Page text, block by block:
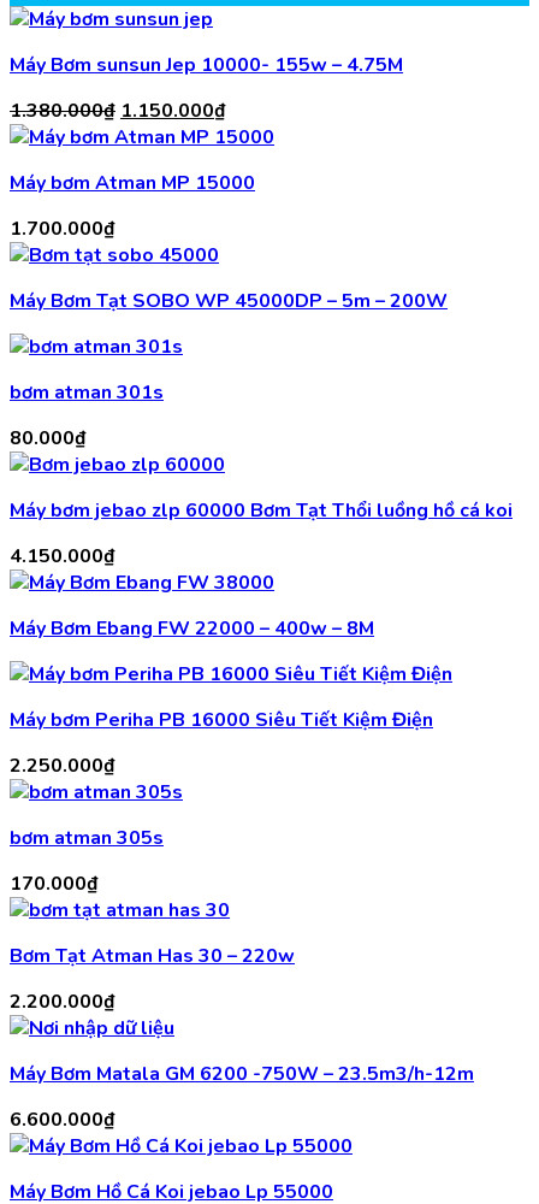
Máy Bơm sunsun Jep 10000- 155w – 4.75M
1.380.000₫ Giá
gốc
1.380.000₫.
1.150.000₫Giá
hiện
là:
Máy bơm Atman MP 15000
1.700.000₫
Máy Bơm Tạt SOBO WP 45000DP – 5m – 200W
bơm atman 301s
80.000₫
Máy bơm jebao zlp 60000 Bơm Tạt Thổi luồng hồ cá koi
4.150.000₫
Máy Bơm Ebang FW 22000 – 400w – 8M
Máy bơm Periha PB 16000 Siêu Tiết Kiệm Điện
2.250.000₫
bơm atman 305s
170.000₫
Bơm Tạt Atman Has 30 – 220w
2.200.000₫
Máy Bơm Matala GM 6200 -750W – 23.5m3/h-12m
6.600.000₫
Máy Bơm Hồ Cá Koi jebao Lp 55000